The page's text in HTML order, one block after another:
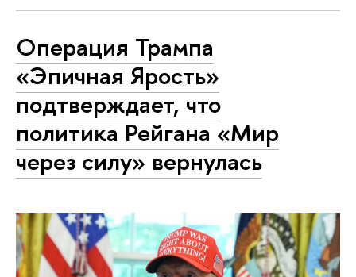
Операция Трампа
«Эпичная Ярость»
подтверждает, что
политика Рейгана «Мир
через силу» вернулась